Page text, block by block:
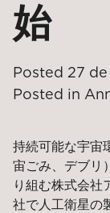
始
Posted 27
Posted in
持続可能な宇宙
宙ごみ、デブリ
り組む株式会社
社で人工衛星の